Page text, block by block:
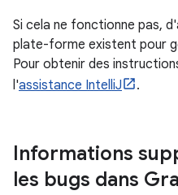
Si cela ne fonctionne pas,
plate-forme existent pour
Pour obtenir des
l'assistance IntelliJ .
Informations
les bugs dans